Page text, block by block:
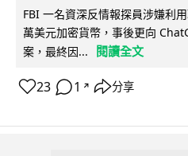
FBI 一名資深反情報探員涉嫌利
萬美元加密貨幣，事後更向
案，最終因...
閱讀全文
23 1 ↗ 分享